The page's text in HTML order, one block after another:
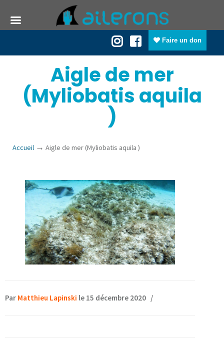
Faire un don
Aigle de mer
(Myliobatis aquila
)
Accueil → Aigle de mer (Myliobatis aquila )
Par Matthieu Lapinski le 15 décembre 2020 /